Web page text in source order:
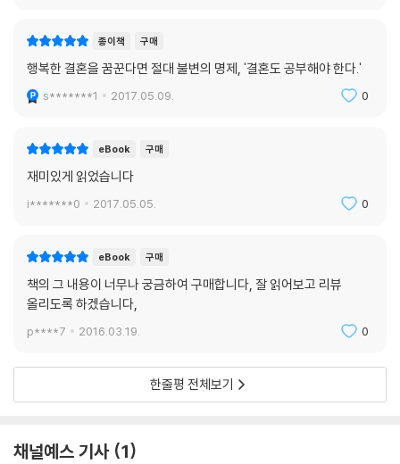
종이책 구매
행복한 결혼을 꿈꾼다면 절대 불변의 명제, '결혼도 공부해야 한다.'
s*******1 2017.05.09. 0
eBook 구매
재미있게 읽었습니다
i*******0 2017.05.05. 0
eBook 구매
책의 그 내용이 너무나 궁금하여 구매합니다, 잘 읽어보고 리뷰
올리도록 하겠습니다,
p****7 2016.03.19. 0
한줄평 전체보기
채널예스 기사 1